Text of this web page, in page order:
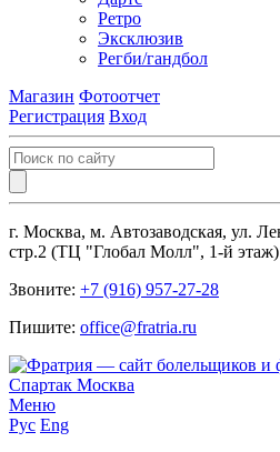
Ретро
Эксклюзив
Регби/гандбол
Магазин Фотоотчет
Регистрация Вход
г. Москва, м. Автозаводская, ул.
стр.2 (ТЦ "Глобал Молл", 1-й этаж)
Звоните: +7 (916) 957-27-28
Пишите: office@fratria.ru
Меню
Рус Eng